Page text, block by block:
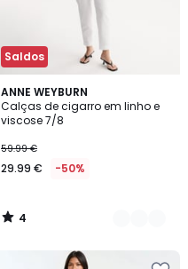
Saldos
ANNE WEYBURN
Calças de cigarro em linho e
viscose 7/8
59.99 €
29.99 € -50%
4
/
5
3
Cores
4
/